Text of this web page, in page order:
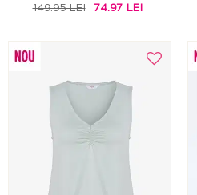
149.95 LEI 74.97 LEI